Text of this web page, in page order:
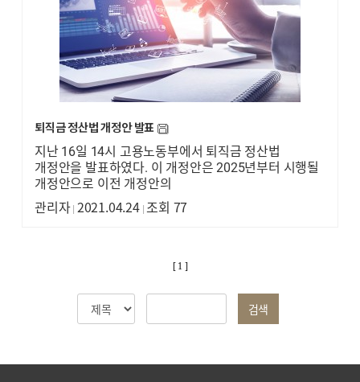
퇴직금 정산법 개정안 발표
지난 16일 14시 고용노동부에서 퇴직금 정산법
개정안을 발표하였다. 이 개정안은 2025년부터 시행될
개정안으로 이전 개정안의
관리자| 2021.04.24|조회 77
[ 1 ]
검색